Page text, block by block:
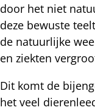
door het niet
deze bewuste
de natuurlijke
en ziekten
Dit komt de
het veel